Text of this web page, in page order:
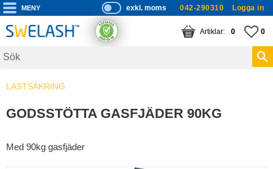
Meny
P
ri
s
s
exkl. moms 042-290310 Logga in
0
KUNDVAGN
ANTAL 0
LASTSÄKRING
GODSSTÖTTA GASFJÄDER 90KG
Med 90kg gasfjäder